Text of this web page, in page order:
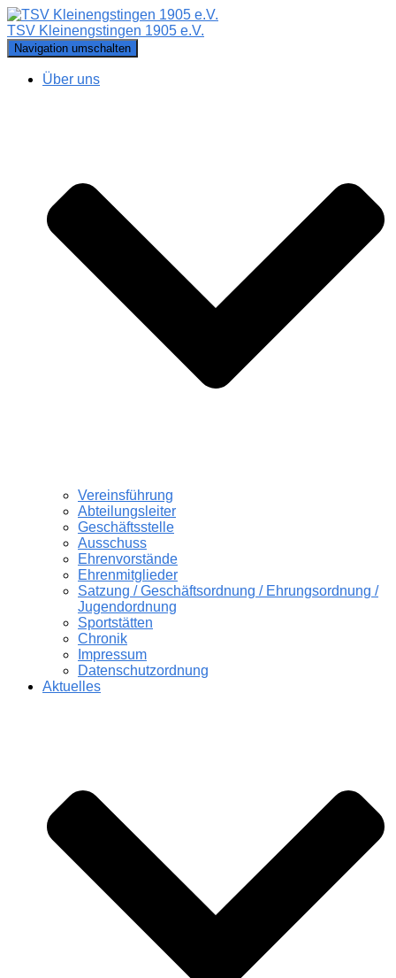
TSV Kleinengstingen 1905 e.V.
Navigation umschalten
Über uns
Vereinsführung
Abteilungsleiter
Geschäftsstelle
Ausschuss
Ehrenvorstände
Ehrenmitglieder
Satzung / Geschäftsordnung / Ehrungsordnung /
Jugendordnung
Sportstätten
Chronik
Impressum
Datenschutzordnung
Aktuelles